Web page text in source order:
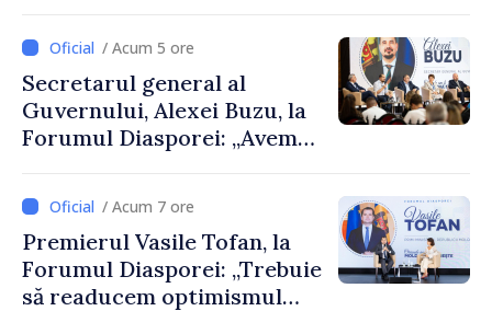
despre parcursul european
al Republicii Moldova.
/ Acum 5 ore
Secretarul general al
Guvernului, Alexei Buzu, la
Forumul Diasporei: „Avem
dumneavoastră pentru a
construi comunități mai
puternice”
/ Acum 7 ore
Premierul Vasile Tofan, la
Forumul Diasporei: „Trebuie
să readucem optimismul